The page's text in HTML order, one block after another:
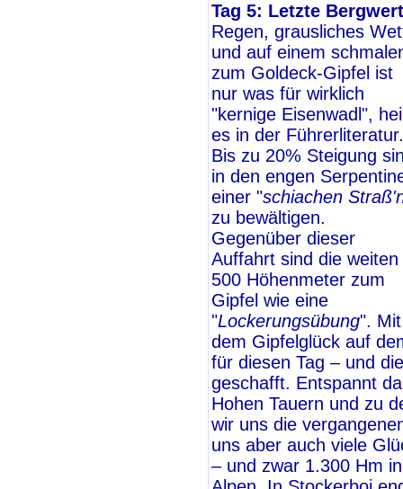
Tag 5: Letzte
Regen, grausliches
und auf einem
zum Goldeck-Gipfel ist
nur was für wirklich
"kernige Eisenwadl",
es in der Führerliteratur.
Bis zu 20% Steigung
in den engen
einer "schiachen
zu bewältigen.
Gegenüber dieser
Auffahrt sind die weiten
500 Höhenmeter zum
Gipfel wie eine
"Lockerungsübung". Mit
dem Gipfelglück auf
für diesen Tag – und
geschafft. Entspannt
Hohen Tauern und zu
wir uns die
uns aber auch viele
– und zwar 1.300 Hm